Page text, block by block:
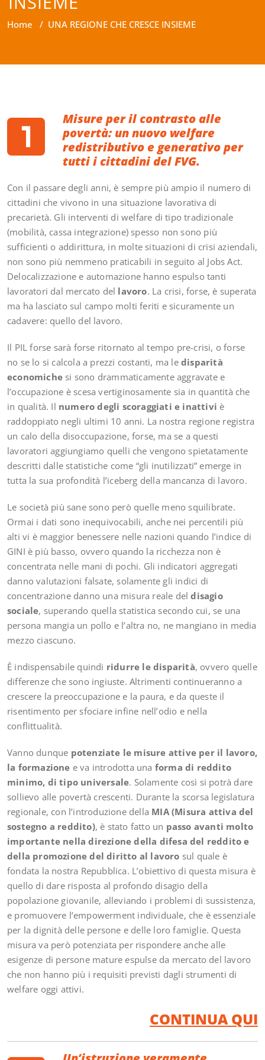
Home / UNA REGIONE CHE CRESCE INSIEME
Misure per il contrasto alle
povertà: un nuovo welfare
redistributivo e generativo per
tutti i cittadini del FVG.
Con il passare degli anni, è sempre più ampio il numero di
cittadini che vivono in una situazione lavorativa di
precarietà. Gli interventi di welfare di tipo tradizionale
(mobilità, cassa integrazione) spesso non sono più
sufficienti o addirittura, in molte situazioni di crisi aziendali,
non sono più nemmeno praticabili in seguito al Jobs Act.
Delocalizzazione e automazione hanno espulso tanti
lavoratori dal mercato del lavoro. La crisi, forse, è superata
ma ha lasciato sul campo molti feriti e sicuramente un
cadavere: quello del lavoro.
Il PIL forse sarà forse ritornato al tempo pre-crisi, o forse
no se lo si calcola a prezzi costanti, ma le disparità
economiche si sono drammaticamente aggravate e
l’occupazione è scesa vertiginosamente sia in quantità che
in qualità. Il numero degli scoraggiati e inattivi è
raddoppiato negli ultimi 10 anni. La nostra regione registra
un calo della disoccupazione, forse, ma se a questi
lavoratori aggiungiamo quelli che vengono spietatamente
descritti dalle statistiche come “gli inutilizzati” emerge in
tutta la sua profondità l’iceberg della mancanza di lavoro.
Le società più sane sono però quelle meno squilibrate.
Ormai i dati sono inequivocabili, anche nei percentili più
alti vi è maggior benessere nelle nazioni quando l’indice di
GINI è più basso, ovvero quando la ricchezza non è
concentrata nelle mani di pochi. Gli indicatori aggregati
danno valutazioni falsate, solamente gli indici di
concentrazione danno una misura reale deldisagio
sociale, superando quella statistica secondo cui, se una
persona mangia un pollo e l’altra no, ne mangiano in media
mezzo ciascuno.
È indispensabile quindi ridurre le disparità, ovvero quelle
differenze che sono ingiuste. Altrimenti continueranno a
crescere la preoccupazione e la paura, e da queste il
risentimento per sfociare infine nell’odio e nella
conflittualità.
Vanno dunque potenziate le misure attive per il lavoro,
la formazione e va introdotta una forma di reddito
minimo, di tipo universale. Solamente così si potrà dare
sollievo alle povertà crescenti. Durante la scorsa legislatura
regionale, con l’introduzione della MIA (Misura attiva del
sostegno a reddito), è stato fatto un passo avanti molto
importante nella direzione della difesa del reddito e
della promozione del diritto al lavoro sul quale è
fondata la nostra Repubblica. L’obiettivo di questa misura è
quello di dare risposta al profondo disagio della
popolazione giovanile, alleviando i problemi di sussistenza,
e promuovere l’empowerment individuale, che è essenziale
per la dignità delle persone e delle loro famiglie. Questa
misura va però potenziata per rispondere anche alle
esigenze di persone mature espulse da mercato del lavoro
che non hanno più i requisiti previsti dagli strumenti di
welfare oggi attivi.
CONTINUA QUI